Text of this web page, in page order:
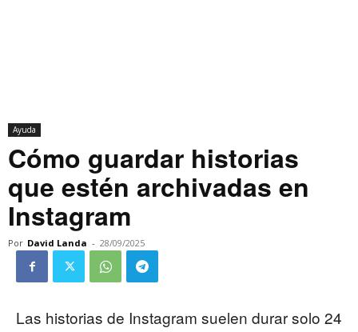
Ayuda
Cómo guardar historias
que estén archivadas en
Instagram
Por David Landa - 28/09/2025
Las historias de Instagram suelen durar solo 24